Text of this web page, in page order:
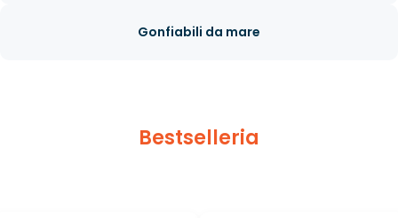
Gonfiabili da mare
Bestselleria